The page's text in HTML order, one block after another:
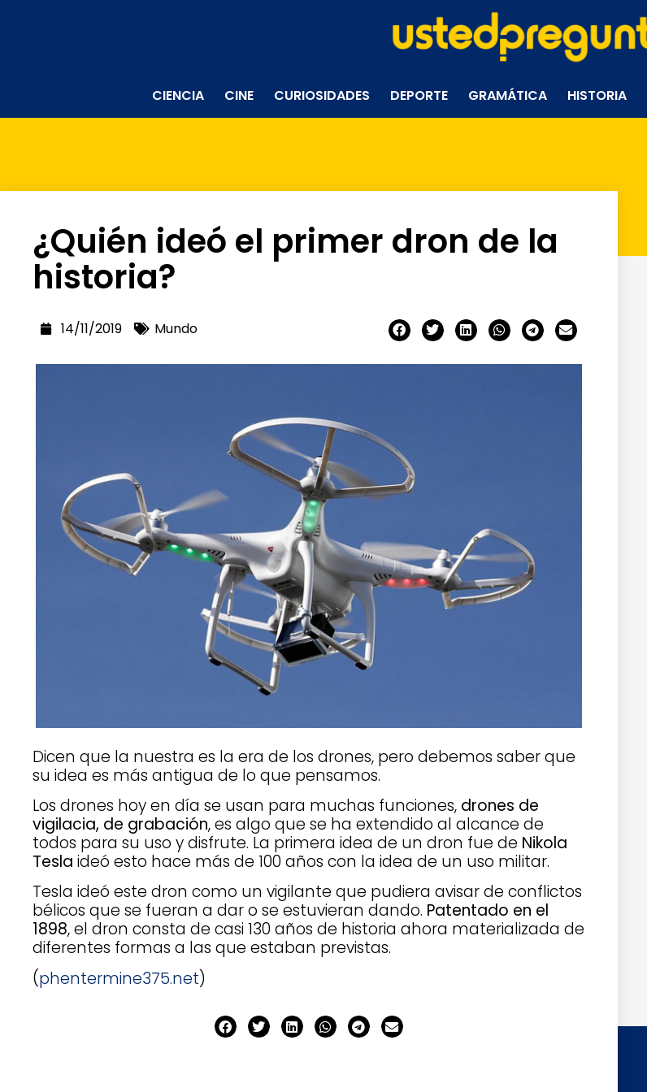
CIENCIA CINE CURIOSIDADES DEPORTE GRAMÁTICA HISTORIA
¿Quién ideó el primer dron de la
historia?
14/11/2019 Mundo
Dicen que la nuestra es la era de los drones, pero debemos saber que
su idea es más antigua de lo que pensamos.
Los drones hoy en día se usan para muchas funciones, drones de
vigilacia, de grabación, es algo que se ha extendido al alcance de
todos para su uso y disfrute. La primera idea de un dron fue de Nikola
Tesla ideó esto hace más de 100 años con la idea de un uso militar.
Tesla ideó este dron como un vigilante que pudiera avisar de conflictos
bélicos que se fueran a dar o se estuvieran dando. Patentado en el
1898, el dron consta de casi 130 años de historia ahora materializada de
diferentes formas a las que estaban previstas.
(phentermine375.net)